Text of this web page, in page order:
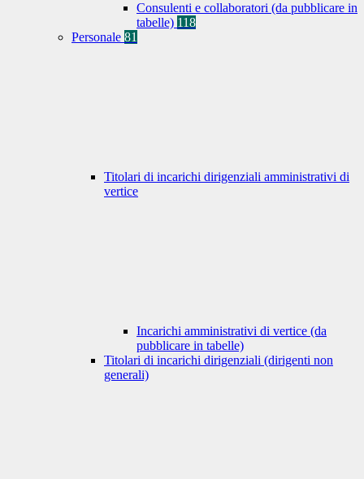
Consulenti e collaboratori (da pubblicare in
tabelle) 118
Personale 81
Titolari di incarichi dirigenziali amministrativi di
vertice
Incarichi amministrativi di vertice (da
pubblicare in tabelle)
Titolari di incarichi dirigenziali (dirigenti non
generali)